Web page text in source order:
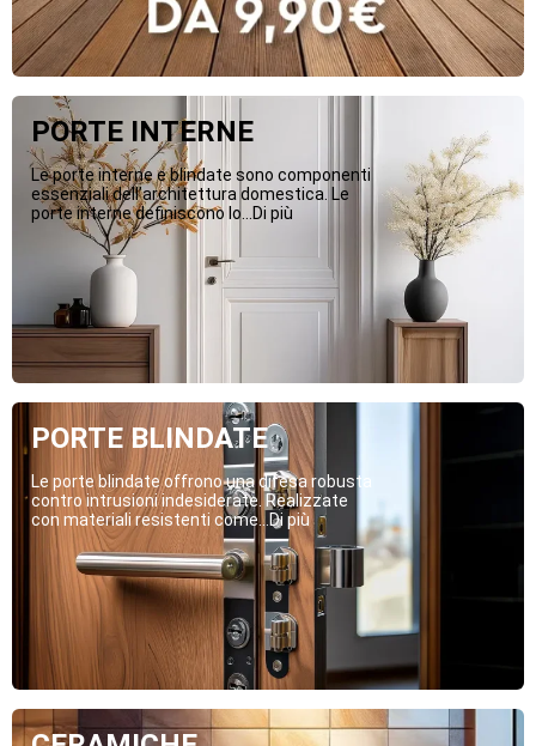
PORTE INTERNE
Le porte interne e blindate sono componenti
essenziali dell’architettura domestica. Le
porte interne definiscono lo...Di più
PORTE BLINDATE
Le porte blindate offrono una difesa robusta
contro intrusioni indesiderate. Realizzate
con materiali resistenti come...Di più